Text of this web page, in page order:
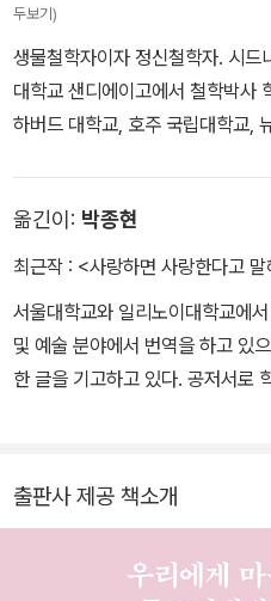
두보기)
생물철학자이자 정신철학자. 시
대학교 샌디에이고에서 철학박사
하버드 대학교, 호주 국립대학교,
의 정회원으로 선출되었다. 숙련
이기도 한 피터 고프리스미스는 직
여정』으로 이어지는 ‘의식 탐구 3
서 시작해 동물계 전반으로, 그리
며 의식과 생명의 본질을 탐구한
와 대중 모두에게 큰 영향력을 미치
왕립학회 과학도서상 최종 후보
어로 번역 출간되었고, 최신작 『
정한 2024년 최고의 논픽션 50
옮긴이: 박종현
최근작 : <사랑하면 사랑한다고
서울대학교와 일리노이대학교에
및 예술 분야에서 번역을 하고 있
한 글을 기고하고 있다. 공저서로
출판사 제공 책소개